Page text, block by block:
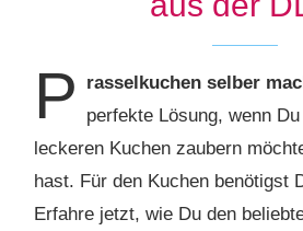
P rasselkuchen selber
perfekte Lösung, wenn
leckeren Kuchen zaubern
hast. Für den Kuchen benötigst
Erfahre jetzt, wie Du den